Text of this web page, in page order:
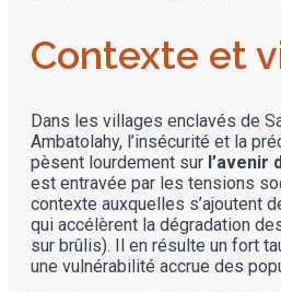
Contexte et
Dans les villages enclavés de
Ambatolahy, l’insécurité et la
pèsent lourdement sur l’avenir
est entravée par les tensions
contexte auxquelles s’ajoutent
qui accélèrent la dégradation
sur brûlis). Il en résulte un fort
une vulnérabilité accrue des